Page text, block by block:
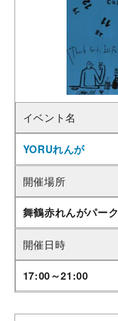
イベント名
YORUれんが
開催場所
舞鶴赤れんがパーク
開催日時
17:00～21:00